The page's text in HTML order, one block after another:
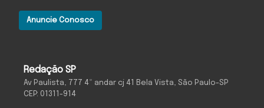
Redação SP
Av Paulista, 777 4º andar cj 41 Bela Vista, São Paulo-SP
CEP: 01311-914
Anuncie Conosco